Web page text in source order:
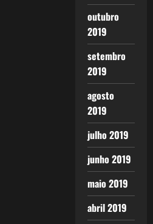
outubro
2019
setembro
2019
agosto
2019
julho 2019
junho 2019
maio 2019
abril 2019